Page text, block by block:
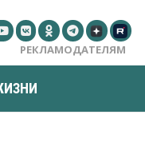
РЕКЛАМОДАТЕЛЯМ